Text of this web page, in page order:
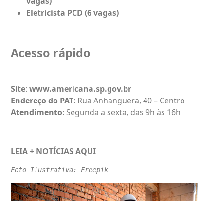
Eletricista PCD (6 vagas)
Acesso rápido
Site: www.americana.sp.gov.br
Endereço do PAT: Rua Anhanguera, 40 – Centro
Atendimento: Segunda a sexta, das 9h às 16h
LEIA + NOTÍCIAS AQUI
Foto Ilustrativa: Freepik